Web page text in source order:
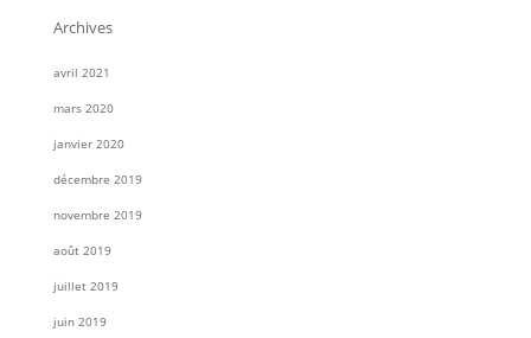
Archives
avril 2021
mars 2020
janvier 2020
décembre 2019
novembre 2019
août 2019
juillet 2019
juin 2019